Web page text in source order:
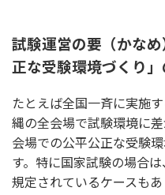
試験運営の要（かな
正な受験環境づくり
たとえば全国一斉に実施
縄の全会場で試験環境に
会場での公平公正な受験
す。特に国家試験の場合
規定されているケースも